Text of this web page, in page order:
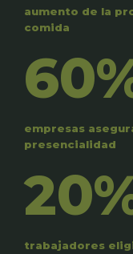
aumento de la
comida
empresas
presencialidad
trabajadores